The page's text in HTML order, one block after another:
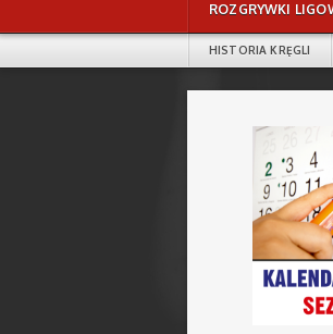
ROZGRYWKI
HISTORIA KRĘGLI